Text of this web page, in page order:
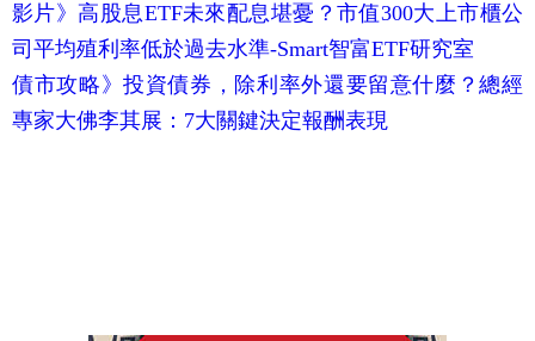
影片》高股息ETF未來配息堪憂？市值300大上市櫃公
司平均殖利率低於過去水準-Smart智富ETF研究室
債市攻略》投資債券，除利率外還要留意什麼？總經
專家大佛李其展：7大關鍵決定報酬表現